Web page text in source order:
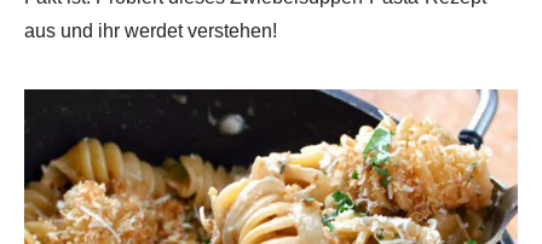
aus und ihr werdet verstehen!